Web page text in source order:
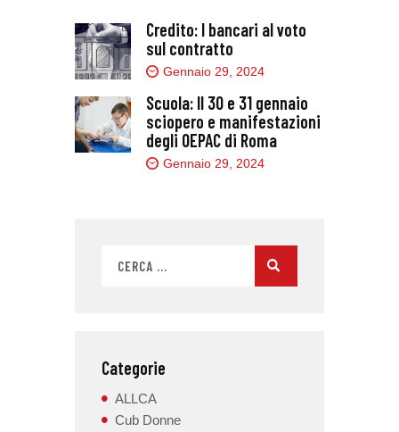
Credito: I bancari al voto
sul contratto
Gennaio 29, 2024
Scuola: Il 30 e 31 gennaio
sciopero e manifestazioni
degli OEPAC di Roma
Gennaio 29, 2024
Categorie
ALLCA
Cub Donne